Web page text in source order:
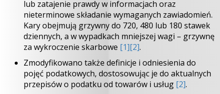
lub zatajenie prawdy w informacjach oraz
nieterminowe składanie wymaganych zawiadomień.
Kary obejmują grzywny do 720, 480 lub 180 stawek
dziennych, a w wypadkach mniejszej wagi – grzywnę
za wykroczenie skarbowe [1][2].
Zmodyfikowano także definicje i odniesienia do
pojęć podatkowych, dostosowując je do aktualnych
przepisów o podatku od towarów i usług [2].